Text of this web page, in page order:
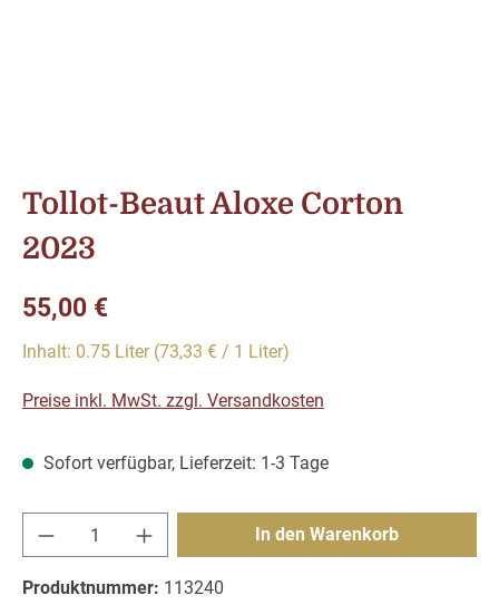
Tollot-Beaut Aloxe Corton
2023
Regulärer Preis:
55,00 €
Inhalt: 0.75 Liter (73,33 € / 1 Liter)
Preise inkl. MwSt. zzgl. Versandkosten
Sofort verfügbar, Lieferzeit: 1-3 Tage
Produkt Anzahl: Gib den gewünschten
In den Warenkorb
Produktnummer: 113240